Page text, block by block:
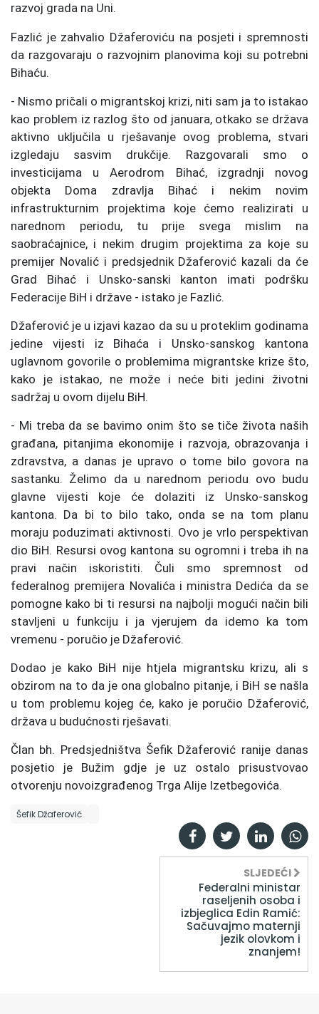
razvoj grada na Uni.
Fazlić je zahvalio Džaferoviću na posjeti i spremnosti
da razgovaraju o razvojnim planovima koji su potrebni
Bihaću.
- Nismo pričali o migrantskoj krizi, niti sam ja to istakao
kao problem iz razlog što od januara, otkako se država
aktivno uključila u rješavanje ovog problema, stvari
izgledaju sasvim drukčije. Razgovarali smo o
investicijama u Aerodrom Bihać, izgradnji novog
objekta Doma zdravlja Bihać i nekim novim
infrastrukturnim projektima koje ćemo realizirati u
narednom periodu, tu prije svega mislim na
saobraćajnice, i nekim drugim projektima za koje su
premijer Novalić i predsjednik Džaferović kazali da će
Grad Bihać i Unsko-sanski kanton imati podršku
Federacije BiH i države - istako je Fazlić.
Džaferović je u izjavi kazao da su u proteklim godinama
jedine vijesti iz Bihaća i Unsko-sanskog kantona
uglavnom govorile o problemima migrantske krize što,
kako je istakao, ne može i neće biti jedini životni
sadržaj u ovom dijelu BiH.
- Mi treba da se bavimo onim što se tiče života naših
građana, pitanjima ekonomije i razvoja, obrazovanja i
zdravstva, a danas je upravo o tome bilo govora na
sastanku. Želimo da u narednom periodu ovo budu
glavne vijesti koje će dolaziti iz Unsko-sanskog
kantona. Da bi to bilo tako, onda se na tom planu
moraju poduzimati aktivnosti. Ovo je vrlo perspektivan
dio BiH. Resursi ovog kantona su ogromni i treba ih na
pravi način iskoristiti. Čuli smo spremnost od
federalnog premijera Novalića i ministra Dedića da se
pomogne kako bi ti resursi na najbolji mogući način bili
stavljeni u funkciju i ja vjerujem da idemo ka tom
vremenu - poručio je Džaferović.
Dodao je kako BiH nije htjela migrantsku krizu, ali s
obzirom na to da je ona globalno pitanje, i BiH se našla
u tom problemu kojeg će, kako je poručio Džaferović,
država u budućnosti rješavati.
Član bh. Predsjedništva Šefik Džaferović ranije danas
posjetio je Bužim gdje je uz ostalo prisustvovao
otvorenju novoizgrađenog Trga Alije Izetbegovića.
Šefik Džaferović
SLJEDEĆI
Federalni ministar
raseljenih osoba i
izbjeglica Edin Ramić:
Sačuvajmo maternji
jezik olovkom i
znanjem!